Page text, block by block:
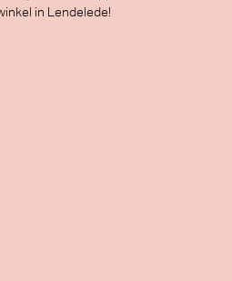
in Lendelede!